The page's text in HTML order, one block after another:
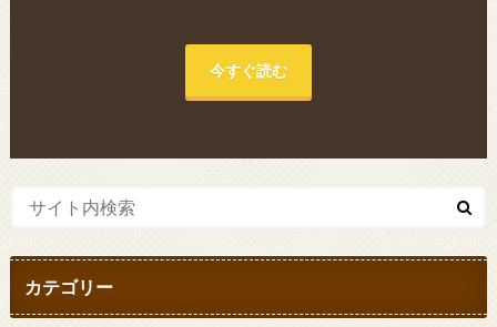
今すぐ読む
カテゴリー